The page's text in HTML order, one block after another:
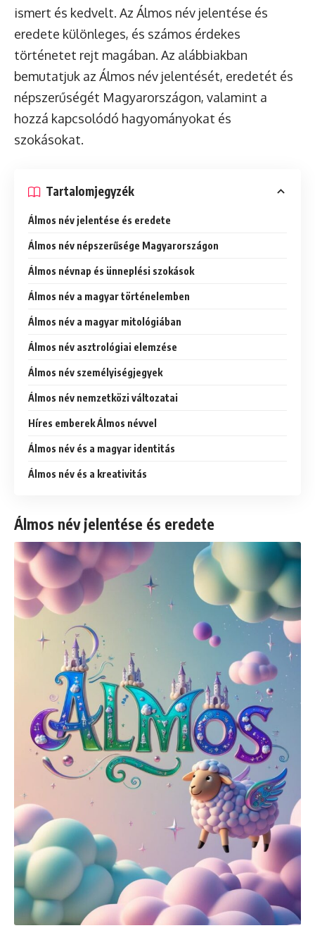
ismert és kedvelt. Az Álmos név jelentése és
eredete különleges, és számos érdekes
történetet rejt magában. Az alábbiakban
bemutatjuk az Álmos név jelentését, eredetét és
népszerűségét Magyarországon, valamint a
hozzá kapcsolódó hagyományokat és
szokásokat.
Tartalomjegyzék
Álmos név jelentése és eredete
Álmos név népszerűsége Magyarországon
Álmos névnap és ünneplési szokások
Álmos név a magyar történelemben
Álmos név a magyar mitológiában
Álmos név asztrológiai elemzése
Álmos név személyiségjegyek
Álmos név nemzetközi változatai
Híres emberek Álmos névvel
Álmos név és a magyar identitás
Álmos név és a kreativitás
Álmos név jelentése és eredete